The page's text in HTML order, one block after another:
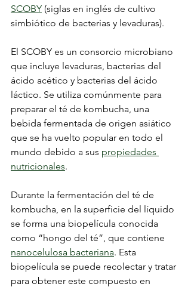
SCOBY (siglas en inglés de cultivo
simbiótico de bacterias y levaduras).
El SCOBY es un consorcio microbiano
que incluye levaduras, bacterias del
ácido acético y bacterias del ácido
láctico. Se utiliza comúnmente para
preparar el té de kombucha, una
bebida fermentada de origen asiático
que se ha vuelto popular en todo el
mundo debido a sus propiedades
nutricionales.
Durante la fermentación del té de
kombucha, en la superficie del líquido
se forma una biopelícula conocida
como “hongo del té”, que contiene
nanocelulosa bacteriana. Esta
biopelícula se puede recolectar y tratar
para obtener este compuesto en